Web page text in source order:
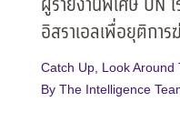
อิสราเอลเพื่อยุติการ
Catch Up Look Around
By The Intelligence